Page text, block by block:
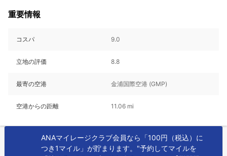
重要情報
コスパ 9.0
立地の評価 8.8
最寄の空港 金浦国際空港 (GMP)
空港からの距離 11.06 mi
ANAマイレージクラブ会員なら「100円（税込）に
つき1マイル」が貯まります。"予約してマイルを